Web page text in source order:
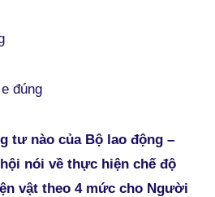
đúng
tư nào của Bộ lao động –
nói về thực hiện chế độ
vật theo 4 mức cho Người